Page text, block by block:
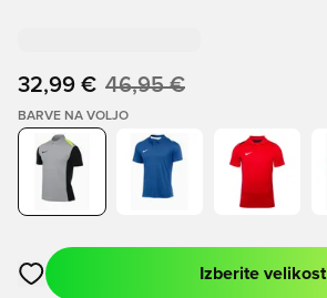
32,99 € 46,95 €
BARVE NA VOLJO
Odpre Modal za prijavo ali vpis kot član
Izberite velikost